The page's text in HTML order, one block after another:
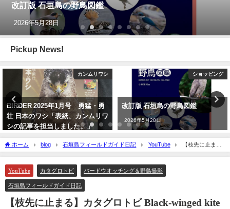
改訂版 石垣島の野鳥図鑑
2026年5月28日
Pickup News!
カンムリワシ
BIRDER 2025年1月号 勇猛・勇
壮 日本のワシ「表紙、カンムリワ
シの記事を担当しました。」
ショッピング
改訂版 石垣島の野鳥図鑑
2026年5月28日
ホーム blog 石垣島フィールドガイド日記 YouTube
【枝先に止ま
る】カタグロトビ Black-winged kite
YouTube カタグロトビ バードウオッチング＆野鳥撮影
石垣島フィールドガイド日記
【枝先に止まる】カタグロトビ Black-winged kite